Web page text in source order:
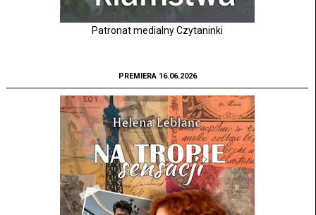
Patronat medialny Czytaninki
PREMIERA 16.06.2026